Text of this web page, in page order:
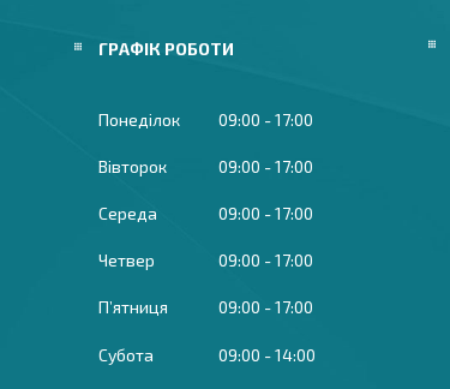
ГРАФІК РОБОТИ
Понеділок 09:00 17:00
Вівторок 09:00 17:00
Середа 09:00 17:00
Четвер 09:00 17:00
Пʼятниця 09:00 17:00
Субота 09:00 14:00